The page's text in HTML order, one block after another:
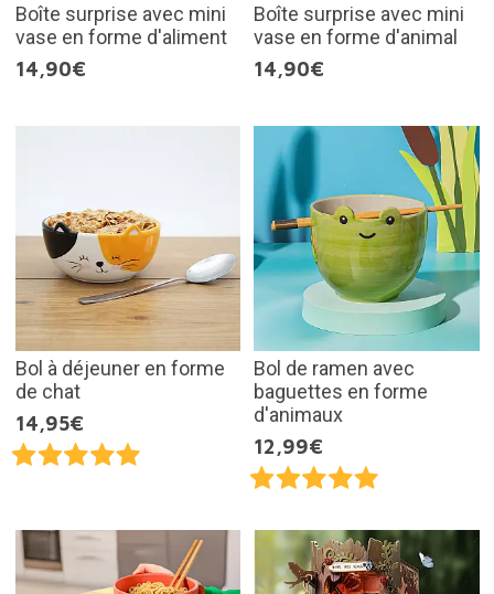
Boîte surprise avec mini
vase en forme d'aliment
14,90€
Boîte surprise avec mini
vase en forme d'animal
14,90€
Bol à déjeuner en forme
de chat
14,95€
Bol de ramen avec
baguettes en forme
d'animaux
12,99€